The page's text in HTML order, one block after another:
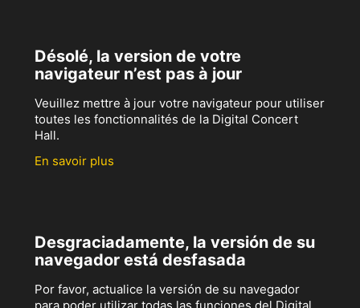
Désolé, la version de votre
navigateur n’est pas à jour
Veuillez mettre à jour votre navigateur pour utiliser
toutes les fonctionnalités de la Digital Concert
Hall.
En savoir plus
Desgraciadamente, la versión de su
navegador está desfasada
Por favor, actualice la versión de su navegador